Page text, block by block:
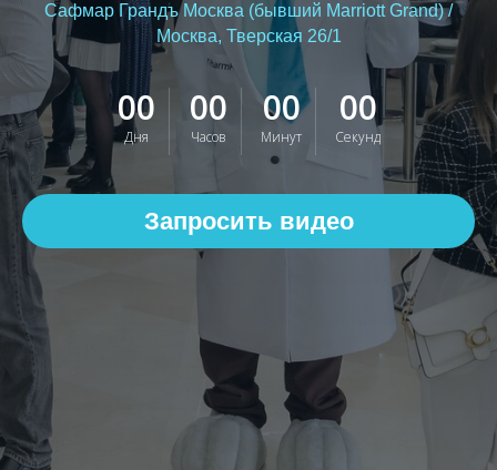
Сафмар Грандъ Москва (бывший Marriott Grand) /
Москва, Тверская 26/1
00
Дня
00
Часов
00
Минут
00
Секунд
Запросить видео